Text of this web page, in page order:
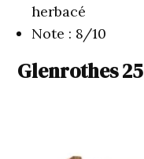
herbacé
Note : 8/10
Glenrothes 25